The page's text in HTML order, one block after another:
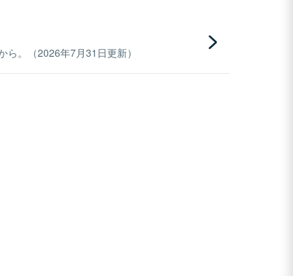
。（2026年7月31日更新）